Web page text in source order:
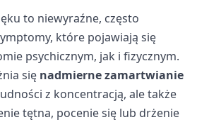
to niewyraźne, często
które pojawiają się
psychicznym, jak i fizycznym.
się nadmierne zamartwianie
z koncentracją, ale także
tętna, pocenie się lub drżenie